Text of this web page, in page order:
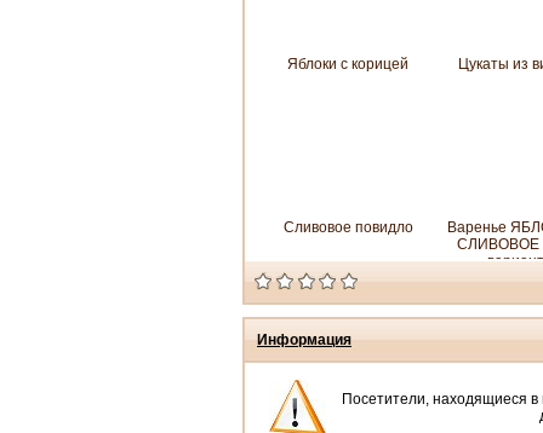
Яблоки с корицей Цукаты из
Сливовое повидло
Варенье
СЛИВОВОЕ
Информация
Посетители, находящиеся в